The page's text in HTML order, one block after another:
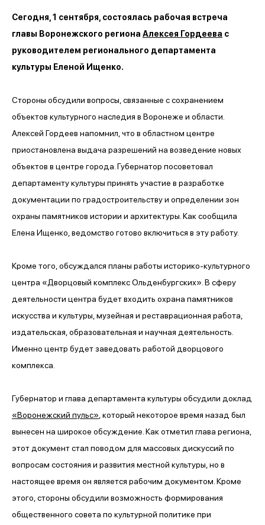
Сегодня, 1 сентября, состоялась рабочая встреча
главы Воронежского региона Алексея Гордеева с
руководителем регионального департамента
культуры Еленой Ищенко.
Стороны обсудили вопросы, связанные с сохранением
объектов культурного наследия в Воронеже и области.
Алексей Гордеев напомнил, что в областном центре
приостановлена выдача разрешений на возведение новых
объектов в центре города. Губернатор посоветовал
департаменту культуры принять участие в разработке
документации по градостроительству и определении зон
охраны памятников истории и архитектуры. Как сообщила
Елена Ищенко, ведомство готово включиться в эту работу.
Кроме того, обсуждался планы работы историко-культурного
центра «Дворцовый комплекс Ольденбургских». В сферу
деятельности центра будет входить охрана памятников
искусства и культуры, музейная и реставрационная работа,
издательская, образовательная и научная деятельность.
Именно центр будет заведовать работой дворцового
комплекса.
Губернатор и глава департамента культуры обсудили доклад
«Воронежский пульс» , который некоторое время назад был
вынесен на широкое обсуждение. Как отметил глава региона,
этот документ стал поводом для массовых дискуссий по
вопросам состояния и развития местной культуры, но в
настоящее время он является рабочим документом. Кроме
этого, стороны обсудили возможность формирования
общественного совета по культурной политике при